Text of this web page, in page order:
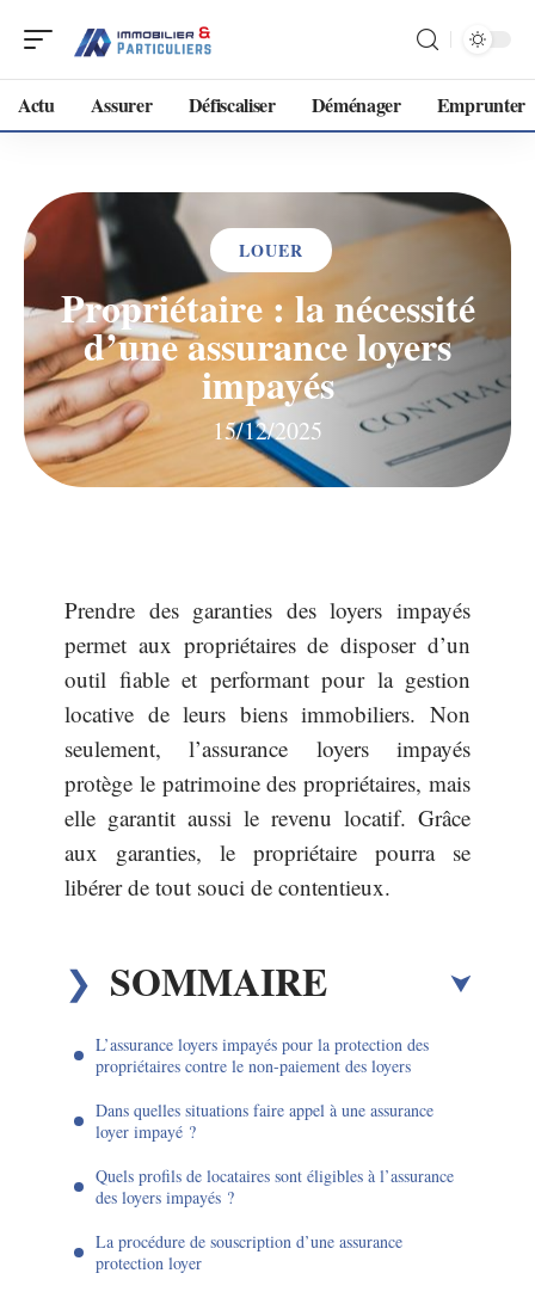
Actu Assurer Défiscaliser Déménager Emprunter
LOUER
Propriétaire : la nécessité
d’une assurance loyers
impayés
15/12/2025
Prendre des garanties des loyers impayés
permet aux propriétaires de disposer d’un
outil fiable et performant pour la gestion
locative de leurs biens immobiliers. Non
seulement, l’assurance loyers impayés
protège le patrimoine des propriétaires, mais
elle garantit aussi le revenu locatif. Grâce
aux garanties, le propriétaire pourra se
libérer de tout souci de contentieux.
SOMMAIRE
L’assurance loyers impayés pour la protection des
propriétaires contre le non-paiement des loyers
Dans quelles situations faire appel à une assurance
loyer impayé ?
Quels profils de locataires sont éligibles à l’assurance
des loyers impayés ?
La procédure de souscription d’une assurance
protection loyer